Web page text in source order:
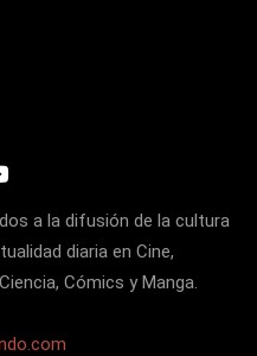
a la difusión de la cultura
diaria en Cine,
Cómics y Manga.